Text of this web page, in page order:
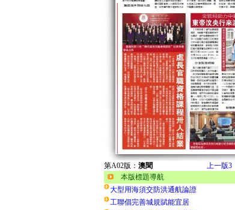
第A02版： 澳聞 上一版3
本版標題導航
大型用海須交防洪通航論證
工聯倡完善城規賦能宜居